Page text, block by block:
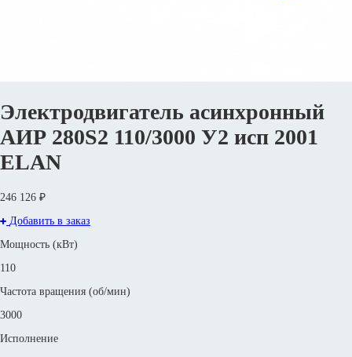
Электродвигатель асинхронный
АИР 280S2 110/3000 У2 исп 2001
ELAN
246 126 ₽
Добавить в заказ
Мощность (кВт)
110
Частота вращения (об/мин)
3000
Исполнение